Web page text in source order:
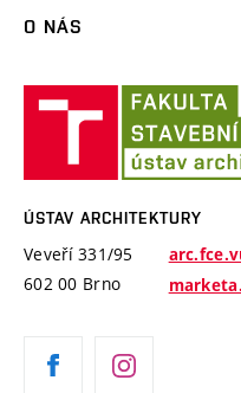
Příručka prváka
Modelářská dílna
Plenéry
ARC Siola
Cena Arnošta Wiesnera
Konference Krajina Sídla
O NÁS
Ateliéry a pracoviště
Historie ústavu
Absolventi
Úspěchy
ÚSTAV ARCHITEKTURY
Veveří 331/95
602 00 Brno